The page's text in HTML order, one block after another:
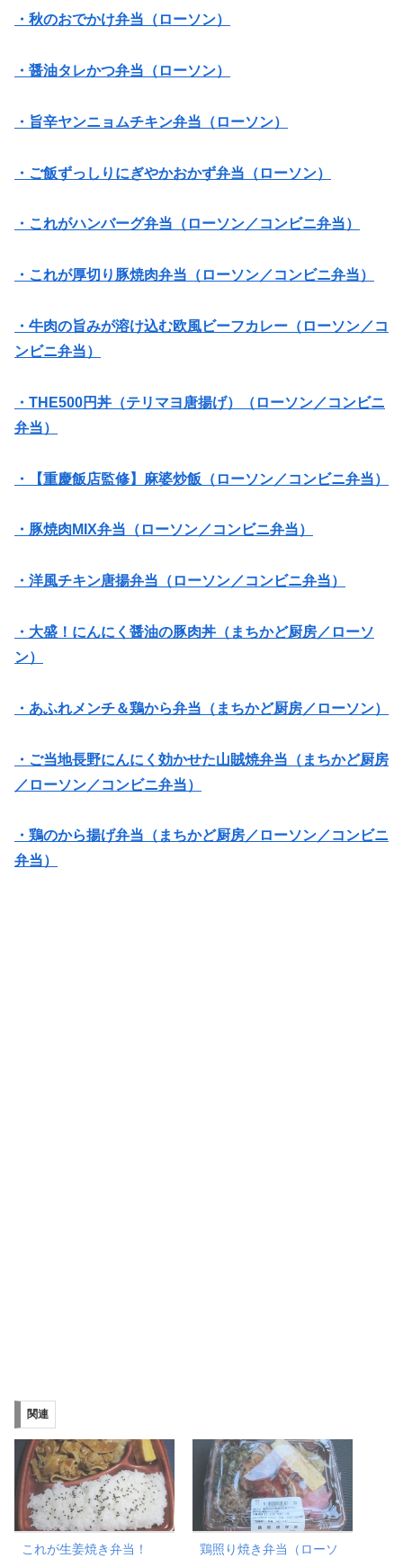
・秋のおでかけ弁当（ローソン）
・醤油タレかつ弁当（ローソン）
・旨辛ヤンニョムチキン弁当（ローソン）
・ご飯ずっしりにぎやかおかず弁当（ローソン）
・これがハンバーグ弁当（ローソン／コンビニ弁当）
・これが厚切り豚焼肉弁当（ローソン／コンビニ弁当）
・牛肉の旨みが溶け込む欧風ビーフカレー（ローソン／コ
ンビニ弁当）
・THE500円丼（テリマヨ唐揚げ）（ローソン／コンビニ
弁当）
・【重慶飯店監修】麻婆炒飯（ローソン／コンビニ弁当）
・豚焼肉MIX弁当（ローソン／コンビニ弁当）
・洋風チキン唐揚弁当（ローソン／コンビニ弁当）
・大盛！にんにく醤油の豚肉丼（まちかど厨房／ローソ
ン）
・あふれメンチ＆鶏から弁当（まちかど厨房／ローソン）
・ご当地長野にんにく効かせた山賊焼弁当（まちかど厨房
／ローソン／コンビニ弁当）
・鶏のから揚げ弁当（まちかど厨房／ローソン／コンビニ
弁当）
関連
これが生姜焼き弁当！
鶏照り焼き弁当（ローソ